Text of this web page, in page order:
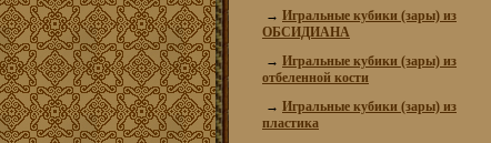
→ Игральные кубики (зары) из
ОБСИДИАНА
→ Игральные кубики (зары) из
отбеленной кости
→ Игральные кубики (зары) из
пластика